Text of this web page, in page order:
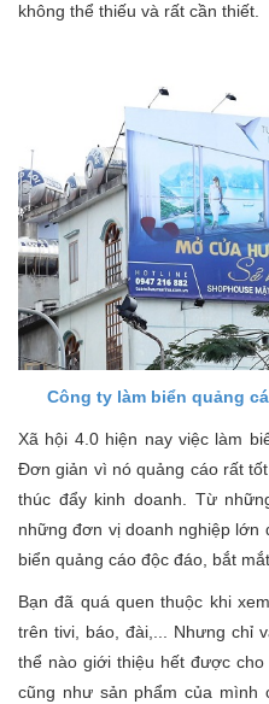
không thể thiếu và rất cần thiết.
Công ty làm biển quảng
Xã hội 4.0 hiện nay việc làm
Đơn giản vì nó quảng cáo rất
thúc đẩy kinh doanh. Từ
những đơn vị doanh nghiệp lớn
biển quảng cáo độc đáo, bắt
Bạn đã quá quen thuộc khi
trên tivi, báo, đài,... Nhưng chỉ
thể nào giới thiệu hết được
cũng như sản phẩm của mình